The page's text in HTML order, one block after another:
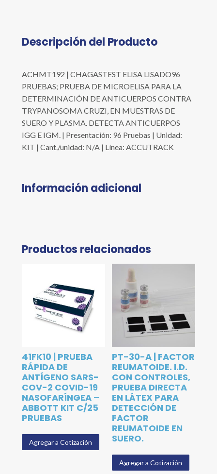
Descripción del Producto
ACHMT192 | CHAGASTEST ELISA LISADO96
PRUEBAS; PRUEBA DE MICROELISA PARA LA
DETERMINACIÓN DE ANTICUERPOS CONTRA
TRYPANOSOMA CRUZI, EN MUESTRAS DE
SUERO Y PLASMA. DETECTA ANTICUERPOS
IGG E IGM. | Presentación: 96 Pruebas | Unidad:
KIT | Cant./unidad: N/A | Línea: ACCUTRACK
Información adicional
Productos relacionados
41FK10 | PRUEBA
RÁPIDA DE
ANTÍGENO SARS-
COV-2 COVID-19
NASOFARÍNGEA –
ABBOTT KIT C/25
PRUEBAS
Agregar a Cotización
PT-30-A | FACTOR
REUMATOIDE. I.D.
CON CONTROLES,
PRUEBA DIRECTA
EN LÁTEX PARA
DETECCIÓN DE
FACTOR
REUMATOIDE EN
SUERO.
Agregar a Cotización